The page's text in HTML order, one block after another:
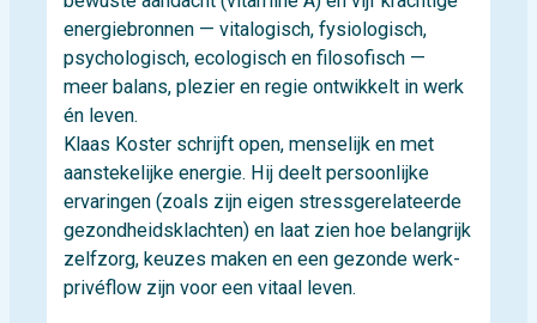
energiebronnen — vitalogisch, fysiologisch,
psychologisch, ecologisch en filosofisch —
meer balans, plezier en regie ontwikkelt in werk
én leven.
Klaas Koster schrijft open, menselijk en met
aanstekelijke energie. Hij deelt persoonlijke
ervaringen (zoals zijn eigen stressgerelateerde
gezondheidsklachten) en laat zien hoe belangrijk
zelfzorg, keuzes maken en een gezonde werk-
privéflow zijn voor een vitaal leven.